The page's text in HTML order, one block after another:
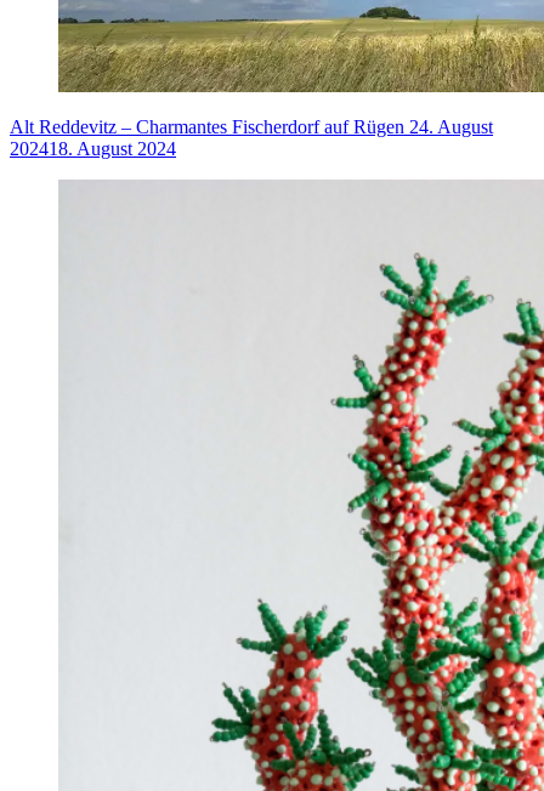
Alt Reddevitz – Charmantes Fischerdorf auf Rügen 24. August
202418. August 2024